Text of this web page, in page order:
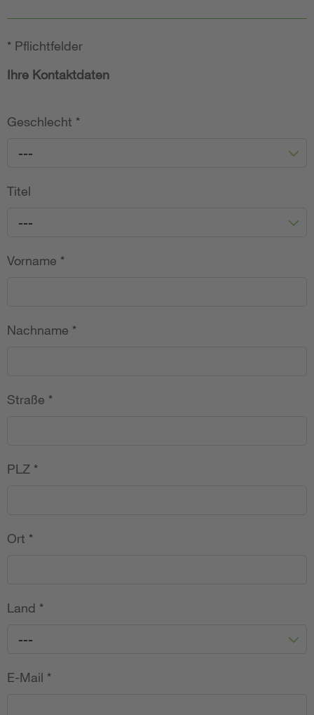
* Pflichtfelder
Ihre Kontaktdaten
Geschlecht *
---
Titel
---
Vorname *
Nachname *
Straße *
PLZ *
Ort *
Land *
---
E-Mail *